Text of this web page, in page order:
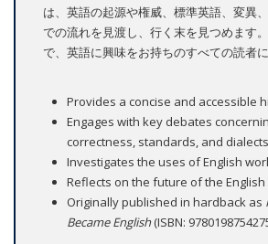
は、英語の起源や権威、標準英語、変異
での流れを見渡し、行く末を見つめます
で、英語に興味をお持ちのすべての読者に
Provides a concise and accessible
Engages with key debates
correctness, standards, and dialects
Investigates the uses of English
Reflects on the future of the
Originally published in hardback as
Became English(ISBN: